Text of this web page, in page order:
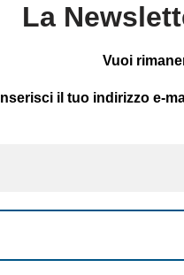
La
Vuoi
Inserisci il tuo indirizzo e-